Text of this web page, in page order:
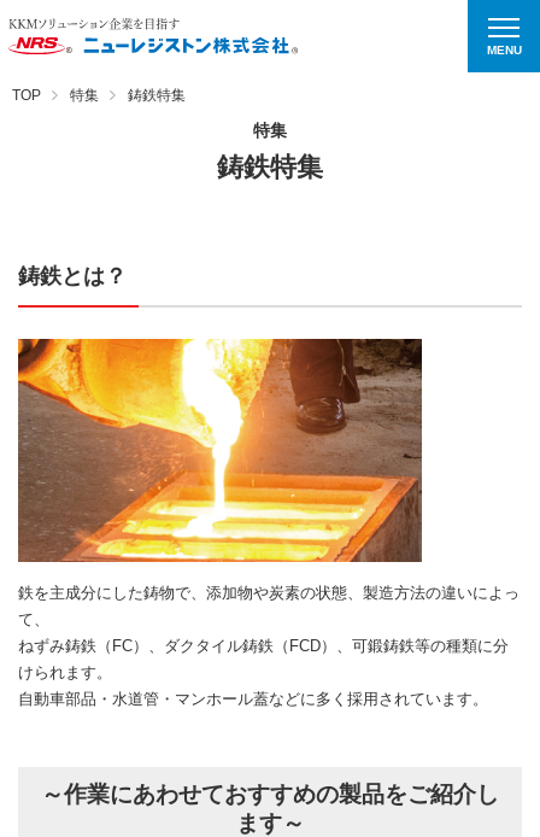
MENU
TOP 特集 鋳鉄特集
特集
鋳鉄特集
鋳鉄とは？
鉄を主成分にした鋳物で、添加物や炭素の状態、製造方法の違いによっ
て、
ねずみ鋳鉄（ FC）、ダクタイル鋳鉄（ FCD）、可鍛鋳鉄等の種類に分
けられます。
自動車部品・水道管・マンホール蓋などに多く採用されています。
～作業にあわせておすすめの製品をご紹介し
ます～